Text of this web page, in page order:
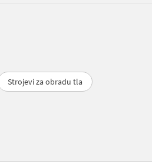
Strojevi za obradu tla